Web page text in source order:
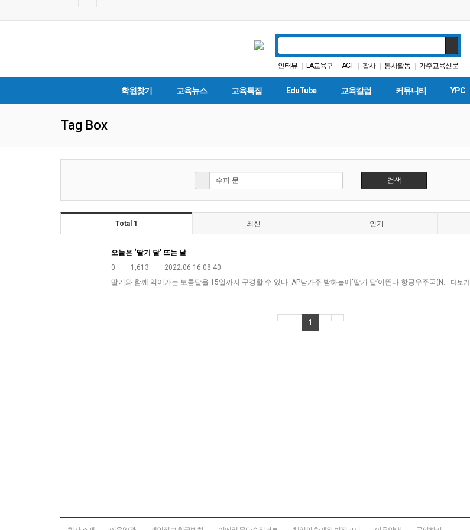
인터뷰 | LA교육구 | ACT | 팝사 | 봉사활동 | 가주교육신문
| 트럼프 | 교육뉴스 | 대학원 | 대입
학원찾기 교육뉴스 교육특집 EduTube 교육칼럼 커뮤니티 YPC
Tag Box
검색
Total 1 최신 인기
오늘은 ‘딸기 달’ 뜨는 날
0
1,613
2022.06.16 08:40
딸기와 함께 익어가는 보름달을 15일까지 구경할 수 있다. AP남가주 밤하늘에‘딸기 달’이뜬다.항공우주국(N… 더보기
1